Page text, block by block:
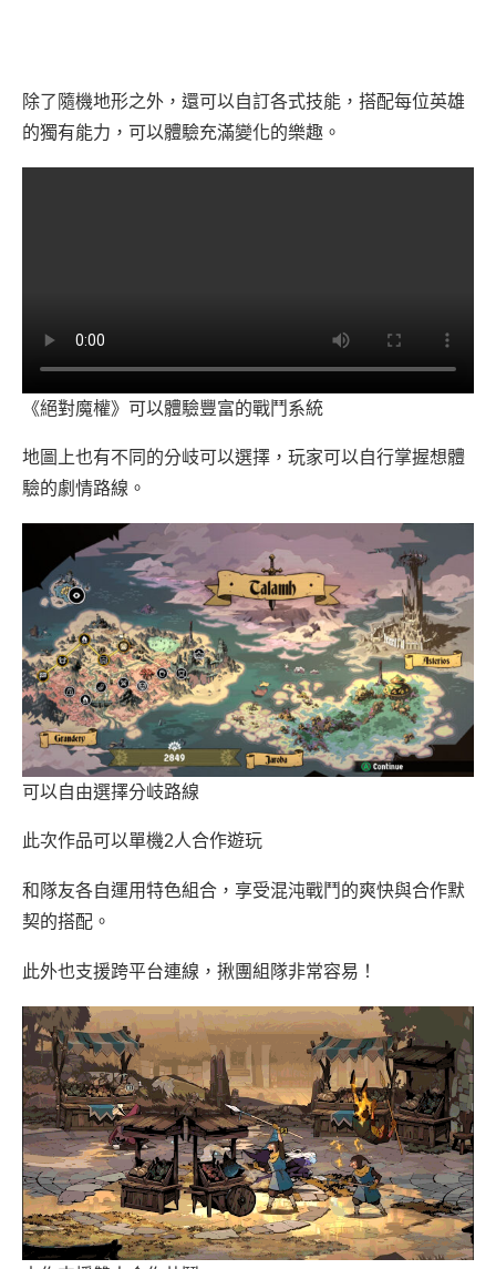
除了隨機地形之外，還可以自訂各式技能，搭配每位英雄
的獨有能力，可以體驗充滿變化的樂趣。
《絕對魔權》可以體驗豐富的戰鬥系統
地圖上也有不同的分岐可以選擇，玩家可以自行掌握想體
驗的劇情路線。
可以自由選擇分岐路線
此次作品可以單機2人合作遊玩
和隊友各自運用特色組合，享受混沌戰鬥的爽快與合作默
契的搭配。
此外也支援跨平台連線，揪團組隊非常容易！